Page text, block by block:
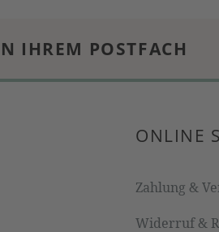
IHREM POSTFACH
ONLINE
Zahlung &
Widerruf &